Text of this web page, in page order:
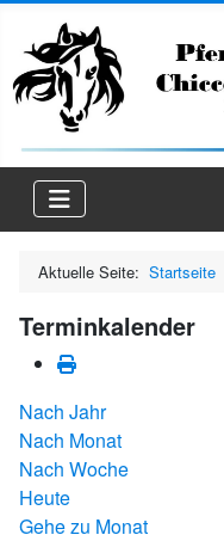
Aktuelle Seite: Startseite
Terminkalender
Nach Jahr
Nach Monat
Nach Woche
Heute
Gehe zu Monat